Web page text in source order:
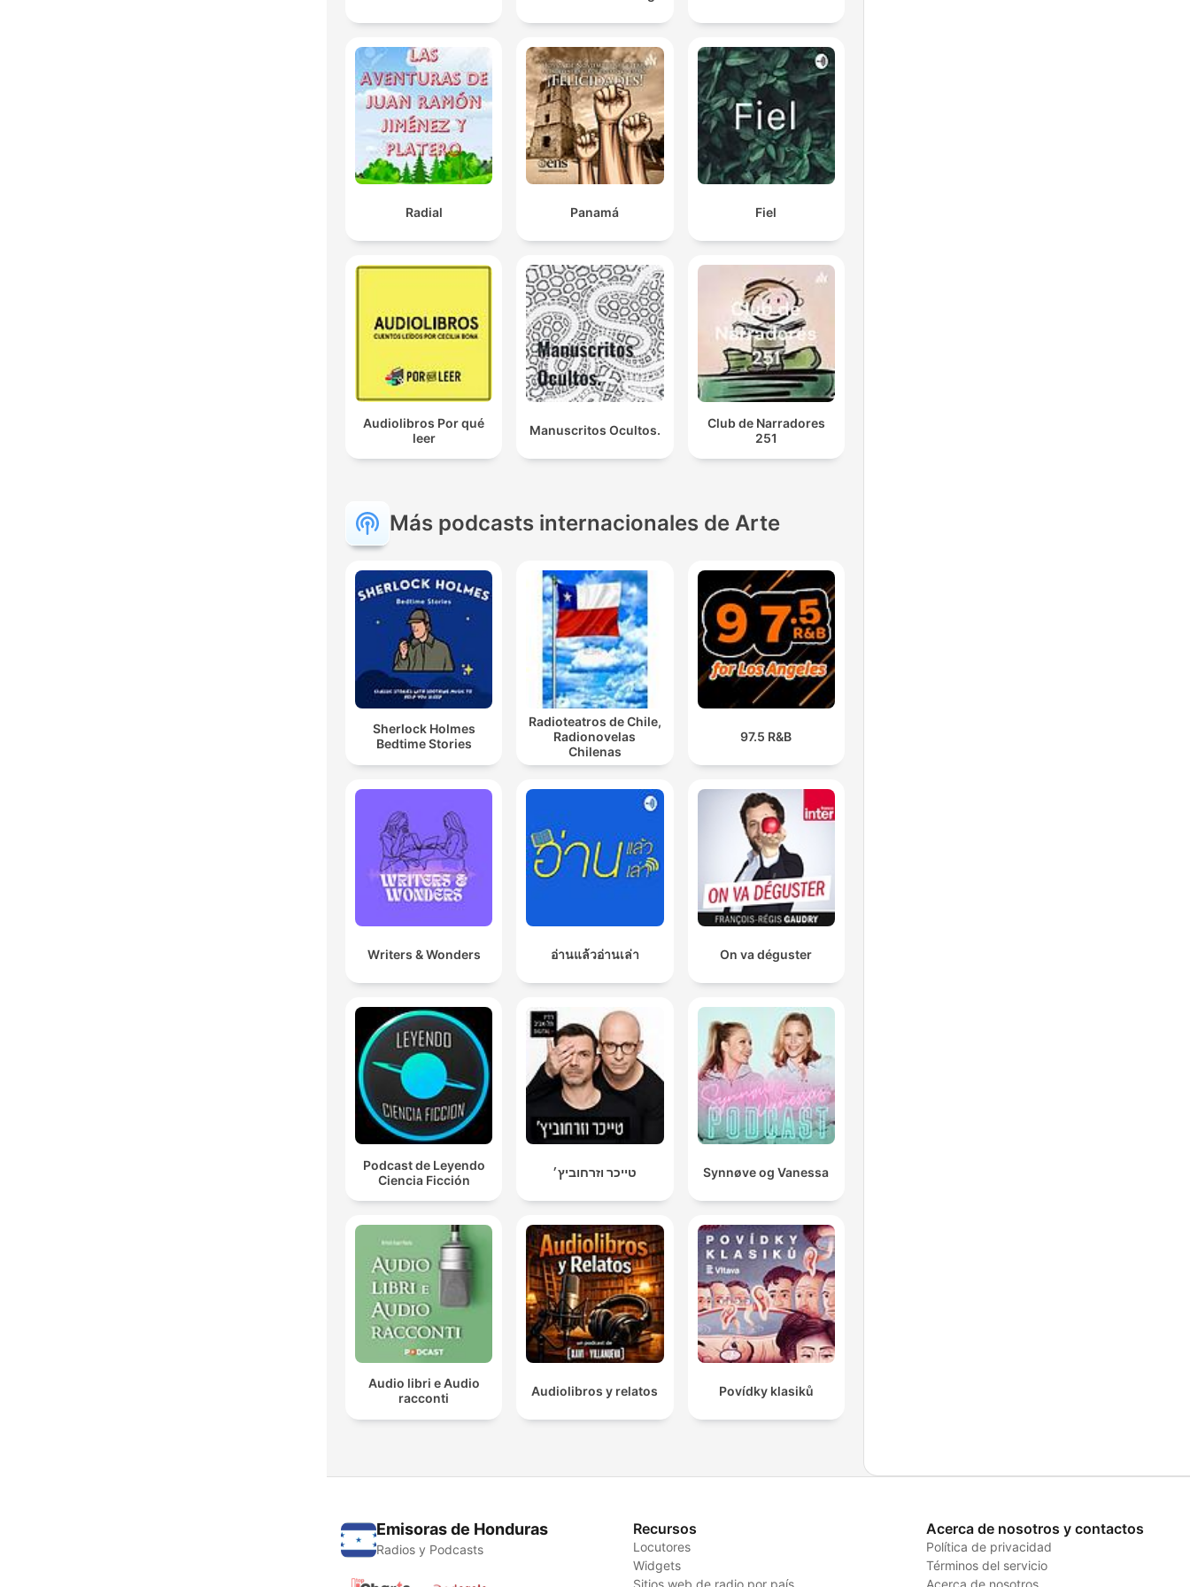
Radial Panamá Fiel
Audiolibros Por qué
leer
Manuscritos Ocultos.
Club de Narradores
251
Más podcasts internacionales de Arte
Sherlock Holmes
Bedtime Stories
Radioteatros de Chile,
Radionovelas
Chilenas
97.5 R&B
Writers & Wonders อ่านแล้วอ่านเล่า On va déguster
Podcast de Leyendo
Ciencia Ficción
טייכר וזרחוביץ׳ Synnøve og Vanessa
Audio libri e Audio
racconti
Audiolibros y relatos Povídky klasiků
Emisoras de Honduras
Radios y Podcasts
Recursos
Locutores
Widgets
Sitios web de radio por país
Acerca de nosotros y contactos
Política de privacidad
Términos del servicio
Acerca de nosotros